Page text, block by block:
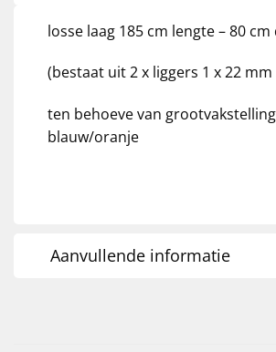
losse laag 185 cm lengte – 80 cm
(bestaat uit 2 x liggers 1 x 22
ten behoeve van grootvakstelling
blauw/oranje
Aanvullende informatie